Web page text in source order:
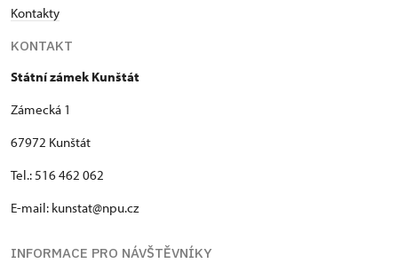
Kontakty
KONTAKT
Státní zámek Kunštát
Zámecká 1
67972 Kunštát
Tel.: 516 462 062
E-mail: kunstat@npu.cz
INFORMACE PRO NÁVŠTĚVNÍKY